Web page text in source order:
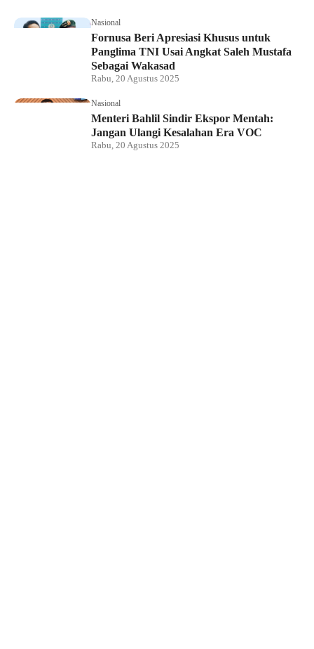
Nasional
Fornusa Beri Apresiasi Khusus untuk
Panglima TNI Usai Angkat Saleh Mustafa
Sebagai Wakasad
Rabu, 20 Agustus 2025
Nasional
Menteri Bahlil Sindir Ekspor Mentah:
Jangan Ulangi Kesalahan Era VOC
Rabu, 20 Agustus 2025